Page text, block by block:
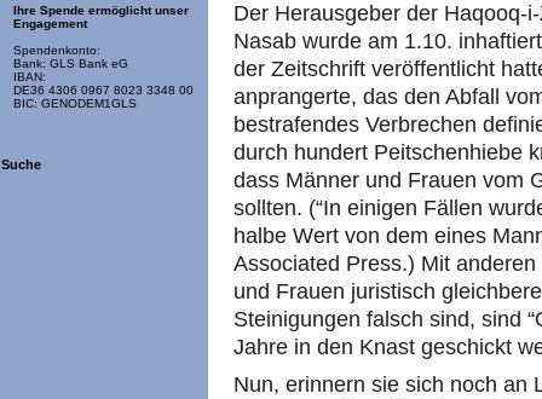
Ihre Spende ermöglicht unser
Engagement
Spendenkonto:
Bank: GLS Bank eG
IBAN:
DE36 4306 0967 8023 3348 00
BIC: GENODEM1GLS
Suche
Der Herausgeber der Haqooq-
Nasab wurde am 1.10.
der Zeitschrift veröffentlicht
anprangerte, das den Abfall
bestrafendes Verbrechen
durch hundert Peitschenhiebe
dass Männer und Frauen vom
sollten. (“In einigen Fällen
halbe Wert von dem eines
Associated Press.) Mit
und Frauen juristisch
Steinigungen falsch sind, sind
Jahre in den Knast geschickt
Nun, erinnern sie sich noch an